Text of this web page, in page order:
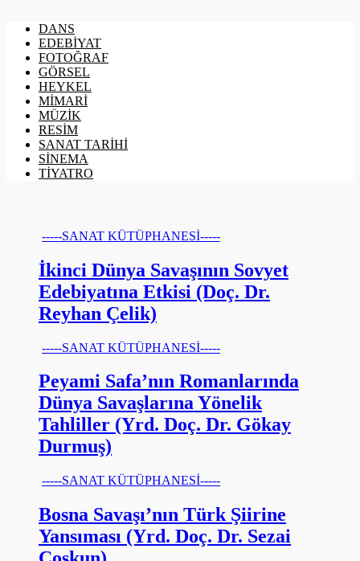
DANS
EDEBİYAT
FOTOĞRAF
GÖRSEL
HEYKEL
MİMARİ
MÜZİK
RESİM
SANAT TARİHİ
SİNEMA
TİYATRO
-----SANAT KÜTÜPHANESİ-----
İkinci Dünya Savaşının Sovyet
Edebiyatına Etkisi (Doç. Dr.
Reyhan Çelik)
-----SANAT KÜTÜPHANESİ-----
Peyami Safa’nın Romanlarında
Dünya Savaşlarına Yönelik
Tahliller (Yrd. Doç. Dr. Gökay
Durmuş)
-----SANAT KÜTÜPHANESİ-----
Bosna Savaşı’nın Türk Şiirine
Yansıması (Yrd. Doç. Dr. Sezai